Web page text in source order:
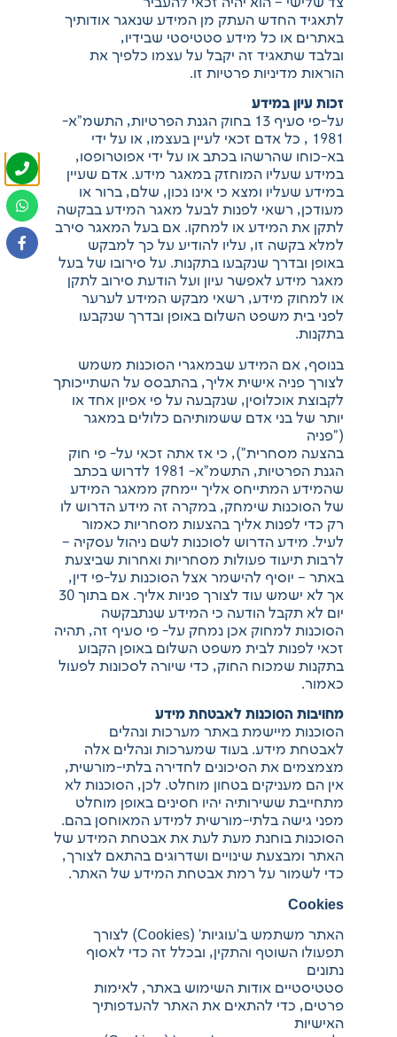
צד שלישי – הוא יהיה זכאי להעביר
לתאגיד החדש העתק מן המידע שנאגר אודותיך
באתרים או כל מידע סטטיסטי שבידיו,
ובלבד שתאגיד זה יקבל על עצמו כלפיך את
הוראות מדיניות פרטיות זו.
זכות עיון במידע
על-פי סעיף 13 בחוק הגנת הפרטיות, התשמ"א-
1981 , כל אדם זכאי לעיין בעצמו, או על ידי
בא-כוחו שהרשהו בכתב או על ידי אפוטרופסו,
במידע שעליו המוחזק במאגר מידע. אדם שעיין
במידע שעליו ומצא כי אינו נכון, שלם, ברור או
מעודכן, רשאי לפנות לבעל מאגר המידע בבקשה
לתקן את המידע או למחקו. אם בעל המאגר סירב
למלא בקשה זו, עליו להודיע על כך למבקש
באופן ובדרך שנקבעו בתקנות. על סירובו של בעל
מאגר מידע לאפשר עיון ועל הודעת סירוב לתקן
או למחוק מידע, רשאי מבקש המידע לערער
לפני בית משפט השלום באופן ובדרך שנקבעו
בתקנות.
בנוסף, אם המידע שבמאגרי הסוכנות משמש
לצורך פניה אישית אליך, בהתבסס על השתייכותך
לקבוצת אוכלוסין, שנקבעה על פי אפיון אחד או
יותר של בני אדם ששמותיהם כלולים במאגר
("פניה
בהצעה מסחרית"), כי אז אתה זכאי על- פי חוק
הגנת הפרטיות, התשמ"א- 1981 לדרוש בכתב
שהמידע המתייחס אליך יימחק ממאגר המידע
של הסוכנות שימחק, במקרה זה מידע הדרוש לו
רק כדי לפנות אליך בהצעות מסחריות כאמור
לעיל. מידע הדרוש לסוכנות לשם ניהול עסקיה –
לרבות תיעוד פעולות מסחריות ואחרות שביצעת
באתר – יוסיף להישמר אצל הסוכנות על-פי דין,
אך לא ישמש עוד לצורך פניות אליך. אם בתוך 30
יום לא תקבל הודעה כי המידע שנתבקשה
הסוכנות למחוק אכן נמחק על- פי סעיף זה, תהיה
זכאי לפנות לבית משפט השלום באופן הקבוע
בתקנות שמכוח החוק, כדי שיורה לסכונות לפעול
כאמור.
מחויבות הסוכנות לאבטחת מידע
הסוכנות מיישמת באתר מערכות ונהלים
לאבטחת מידע. בעוד שמערכות ונהלים אלה
מצמצמים את הסיכונים לחדירה בלתי-מורשית,
אין הם מעניקים בטחון מוחלט. לכן, הסוכנות לא
מתחייבת ששירותיה יהיו חסינים באופן מוחלט
מפני גישה בלתי-מורשית למידע המאוחסן בהם.
הסוכנות בוחנת מעת לעת את אבטחת המידע של
האתר ומבצעת שינויים ושדרוגים בהתאם לצורך,
כדי לשמור על רמת אבטחת המידע של האתר.
Cookies
האתר משתמש ב'עוגיות' (Cookies) לצורך
תפעולו השוטף והתקין, ובכלל זה כדי לאסוף
נתונים
סטטיסטיים אודות השימוש באתר, לאימות
פרטים, כדי להתאים את האתר להעדפותיך
האישיות